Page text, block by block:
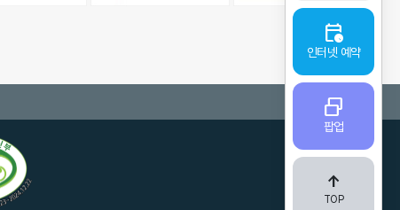
event_busy
휴진안내
location_on
오시는 길
contract
서류발급안내
calendar_clock
인터넷 예약
select_window_2
팝업
arrow_upward_alt
TOP